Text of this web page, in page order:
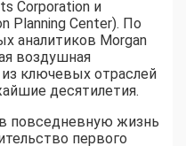
Corporation и
Planning Center). По
аналитиков Morgan
воздушная
ключевых отраслей
десятилетия.
повседневную жизнь
первого